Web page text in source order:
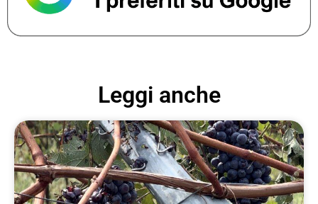
Leggi anche